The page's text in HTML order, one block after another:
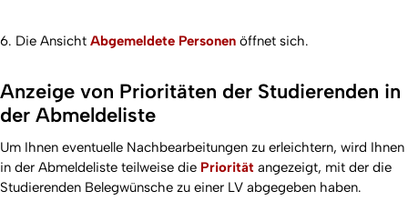
6. Die Ansicht Abgemeldete Personen öffnet sich.
Anzeige von Prioritäten der Studierenden in
der Abmeldeliste
Um Ihnen eventuelle Nachbearbeitungen zu erleichtern, wird Ihnen
in der Abmeldeliste teilweise die Priorität angezeigt, mit der die
Studierenden Belegwünsche zu einer LV abgegeben haben.